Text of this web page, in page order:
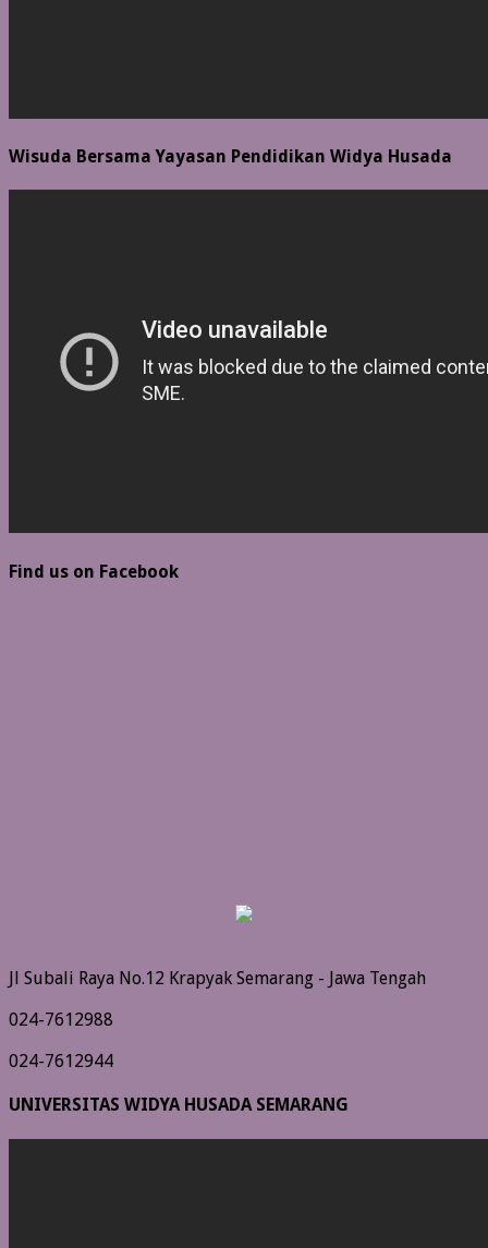
Wisuda Bersama Yayasan Pendidikan Widya Husada
Find us on Facebook
Jl Subali Raya No.12 Krapyak Semarang - Jawa Tengah
024-7612988
024-7612944
UNIVERSITAS WIDYA HUSADA SEMARANG